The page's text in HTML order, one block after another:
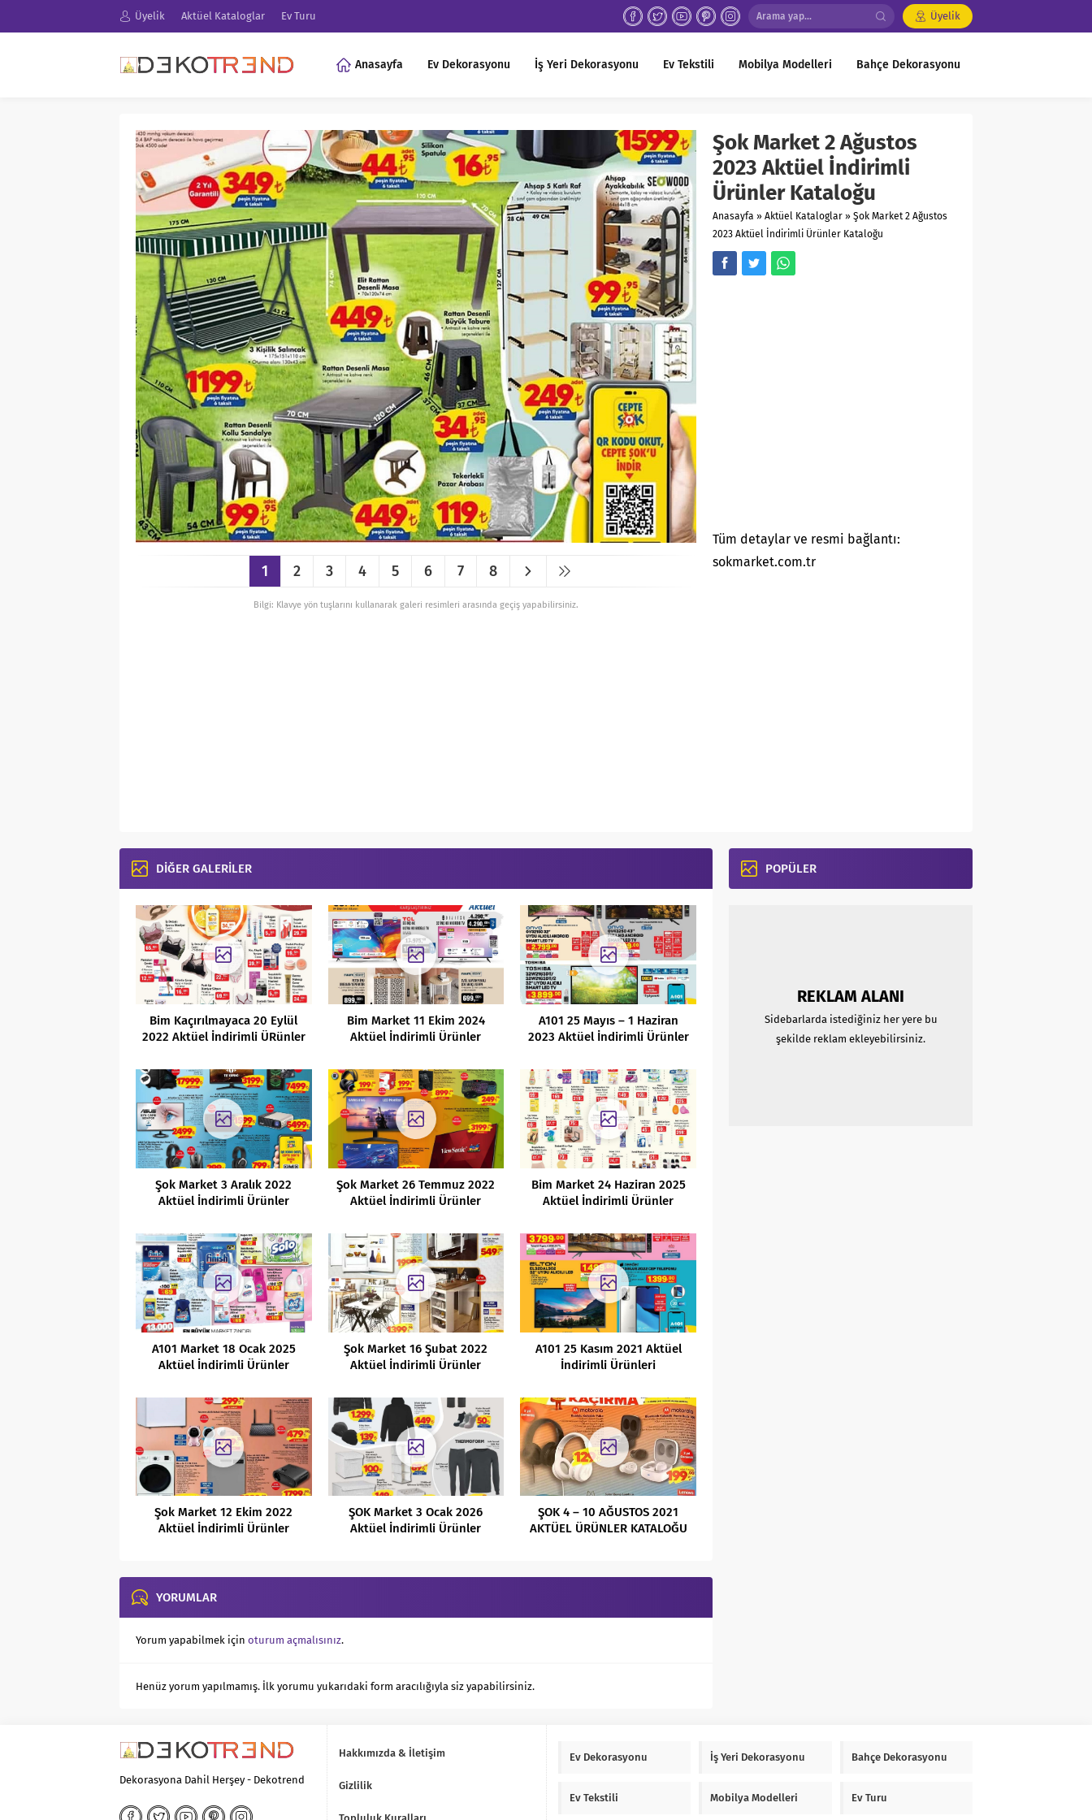
Üyelik Aktüel Kataloglar Ev Turu Üyelik
Anasayfa Ev Dekorasyonu İş Yeri Dekorasyonu Ev Tekstili Mobilya Modelleri Bahçe Dekorasyonu
1 2 3 4 5 6 7 8
Bilgi: Klavye yön tuşlarını kullanarak galeri resimleri arasında geçiş yapabilirsiniz.
Şok Market 2 Ağustos
2023 Aktüel İndirimli
Ürünler Kataloğu
Anasayfa » Aktüel Kataloglar » Şok Market 2 Ağustos
2023 Aktüel İndirimli Ürünler Kataloğu
Tüm detaylar ve resmi bağlantı:
sokmarket.com.tr
DİĞER GALERİLER
Bim Kaçırılmayaca 20 Eylül
2022 Aktüel İndirimli ÜRünler
Bim Market 11 Ekim 2024
Aktüel İndirimli Ürünler
A101 25 Mayıs – 1 Haziran
2023 Aktüel İndirimli Ürünler
Şok Market 3 Aralık 2022
Aktüel İndirimli Ürünler
Şok Market 26 Temmuz 2022
Aktüel İndirimli Ürünler
Bim Market 24 Haziran 2025
Aktüel İndirimli Ürünler
A101 Market 18 Ocak 2025
Aktüel İndirimli Ürünler
Şok Market 16 Şubat 2022
Aktüel İndirimli Ürünler
A101 25 Kasım 2021 Aktüel
İndirimli Ürünleri
Şok Market 12 Ekim 2022
Aktüel İndirimli Ürünler
ŞOK Market 3 Ocak 2026
Aktüel İndirimli Ürünler
ŞOK 4 – 10 AĞUSTOS 2021
AKTÜEL ÜRÜNLER KATALOĞU
YORUMLAR
Yorum yapabilmek için oturum açmalısınız.
Henüz yorum yapılmamış. İlk yorumu yukarıdaki form aracılığıyla siz yapabilirsiniz.
POPÜLER
REKLAM ALANI
Sidebarlarda istediğiniz her yere bu
şekilde reklam ekleyebilirsiniz.
Dekorasyona Dahil Herşey - Dekotrend
Hakkımızda & İletişim
Gizlilik
Ev Dekorasyonu İş Yeri Dekorasyonu Bahçe Dekorasyonu
Ev Tekstili Mobilya Modelleri Ev Turu